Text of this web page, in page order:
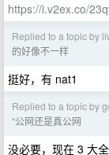
https://i.v2ex.co/
Replied to a topic by
的好像不一样
挺好，有 nat1
Replied to a topic by
“公网还是真公网
没必要，现在 3 大